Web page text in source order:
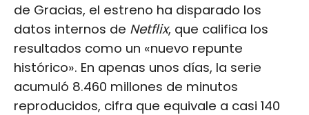
de Gracias, el estreno ha disparado los
datos internos de Netflix, que califica los
resultados como un «nuevo repunte
histórico». En apenas unos días, la serie
acumuló 8.460 millones de minutos
reproducidos, cifra que equivale a casi 140